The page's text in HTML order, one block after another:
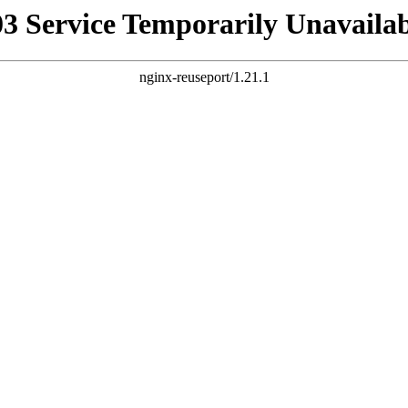
Service Temporarily
nginx-reuseport/1.21.1